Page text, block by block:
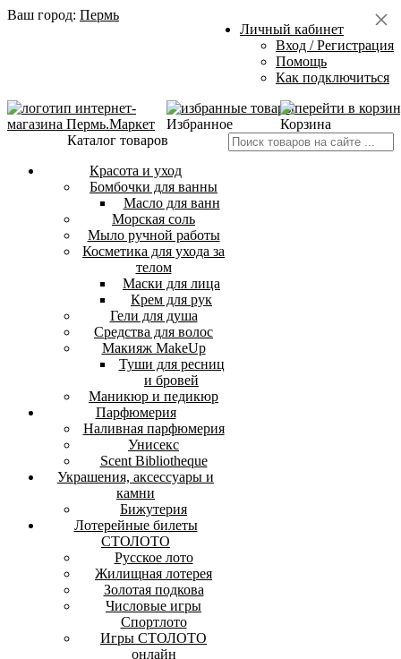
Ваш город: Пермь
Личный кабинет
Вход / Регистрация
Помощь
Как подключиться
Избранное
Корзина
Каталог товаров
Красота и уход
Бомбочки для ванны
Масло для ванн
Морская соль
Мыло ручной работы
Косметика для ухода за
телом
Маски для лица
Крем для рук
Гели для душа
Средства для волос
Макияж MakeUp
Туши для ресниц
и бровей
Маникюр и педикюр
Парфюмерия
Наливная парфюмерия
Унисекс
Scent Bibliotheque
Украшения, аксессуары и
камни
Бижутерия
Лотерейные билеты
СТОЛОТО
Русское лото
Жилищная лотерея
Золотая подкова
Числовые игры
Спортлото
Игры СТОЛОТО
онлайн